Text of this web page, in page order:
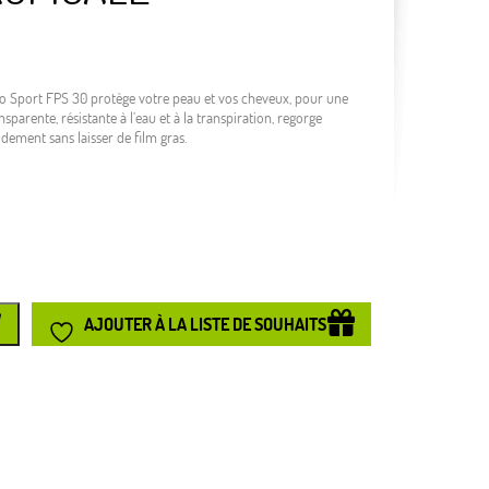
FPS 30 protège votre peau et vos cheveux, pour une
résistante à l’eau et à la transpiration, regorge
sans laisser de film gras.
AJOUTER À LA LISTE DE SOUHAITS